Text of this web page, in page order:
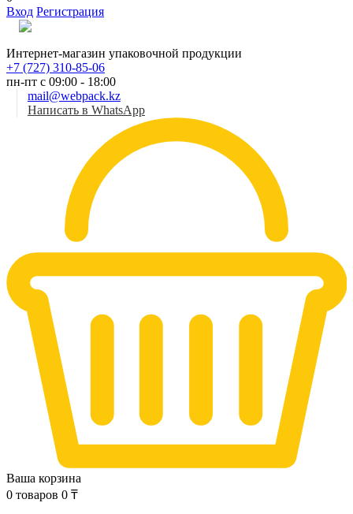
Вход Регистрация
Интернет-магазин упаковочной продукции
+7 (727) 310-85-06
пн-пт с 09:00 - 18:00
mail@webpack.kz
Написать в WhatsApp
Ваша корзина
0 товаров 0 ₸